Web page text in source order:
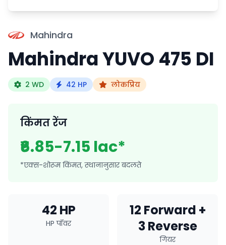
Mahindra
Mahindra YUVO 475 DI
2 WD 42 HP लोकप्रिय
किंमत रेंज
₹6.85-7.15 lac*
*एक्स-शोरूम किंमत, स्थानानुसार बदलते
42 HP
HP पॉवर
12 Forward +
3 Reverse
गियर